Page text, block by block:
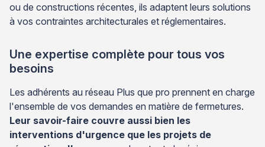
ou de constructions récentes, ils adaptent leurs solutions
à vos contraintes architecturales et réglementaires.
Une expertise complète pour tous vos
besoins
Les adhérents au réseau Plus que pro prennent en charge
l'ensemble de vos demandes en matière de fermetures.
Leur savoir-faire couvre aussi bien les
interventions d'urgence que les projets de